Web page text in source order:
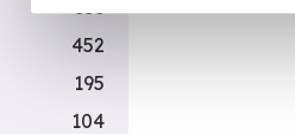
353
452
195
104